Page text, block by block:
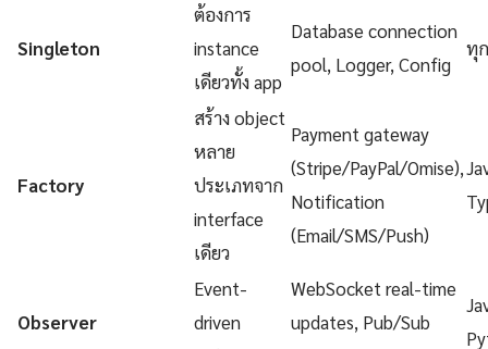
Singleton
ต้องการ
instance
เดียวทั้ง app
Database connection
pool, Logger, Config
ทุ
Factory
สร้าง object
หลาย
ประเภทจาก
interface
เดียว
Payment gateway
(Stripe/PayPal/Omise),
Notification
(Email/SMS/Push)
Observer
Event-
driven
WebSocket real-time
updates, Pub/Sub